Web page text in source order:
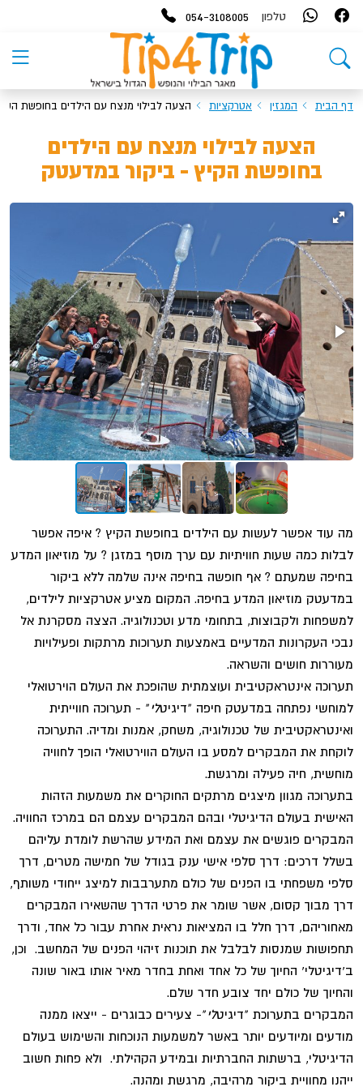
טלפון 054-3108005
דף הבית המגזין אטרקציות הצעה לבילוי מנצח עם הילדים בחופשת
הצעה לבילוי מנצח עם הילדים
בחופשת הקיץ - ביקור במדעטק
מה עוד אפשר לעשות עם הילדים בחופשת הקיץ ? איפה אפשר
לבלות כמה שעות חוויתיות עם ערך מוסף במזגן ? על מוזיאון המדע
בחיפה שמעתם ? אף חופשה בחיפה אינה שלמה ללא ביקור
במדעטק מוזיאון המדע בחיפה. המקום מציע אטרקציות לילדים,
למשפחות ולקבוצות, בתחומי מדע וטכנולוגיה. הצצה מסקרנת אל
נבכי העקרונות המדעיים באמצעות תערוכות מרתקות ופעילויות
מעוררות חושים והשראה.
תערוכה אינטראקטיבית ועוצמתית שהופכת את העולם הוירטואלי
למוחשי נפתחה במדעטק חיפה "דיגיטלי" - תערוכה חווייתית
ואינטראקטיבית של טכנולוגיה, משחק, אמנות ומדיה. התערוכה
לוקחת את המבקרים למסע בו העולם הווירטואלי הופך לחוויה
מוחשית, חיה פעילה ומרגשת.
בתערוכה מגוון מיצגים מרתקים החוקרים את משמעות הזהות
האישית בעולם הדיגיטלי ובהם המבקרים עצמם הם במרכז החוויה.
המבקרים פוגשים את עצמם ואת המידע שהרשת לומדת עליהם
בשלל דרכים: דרך סלפי אישי ענק בגודל של חמישה מטרים, דרך
סלפי משפחתי בו הפנים של כולם מתערבבות למיצג ייחודי משותף,
דרך מבוך קסום, אשר שומר את פרטי הדרך שהשאירו המבקרים
מאחוריהם, דרך חלל בו המציאות נראית אחרת עבור כל אחד, ודרך
תחפושות שמנסות לבלבל את תוכנות זיהוי הפנים של המחשב. וכן,
ב'דיגיטלי' החיוך של כל אחד ואחת בחדר מאיר אותו באור שונה
והחיוך של כולם יחד צובע חדר שלם.
המבקרים בתערוכת "דיגיטלי"- צעירים כבוגרים - ייצאו ממנה
מודעים ומיודעים יותר באשר למשמעות הנוכחות והשימוש בעולם
הדיגיטלי, ברשתות החברתיות ובמידע הקהילתי. ולא פחות חשוב
ייהנו מחוויית ביקור מרהיבה, מרגשת ומהנה.